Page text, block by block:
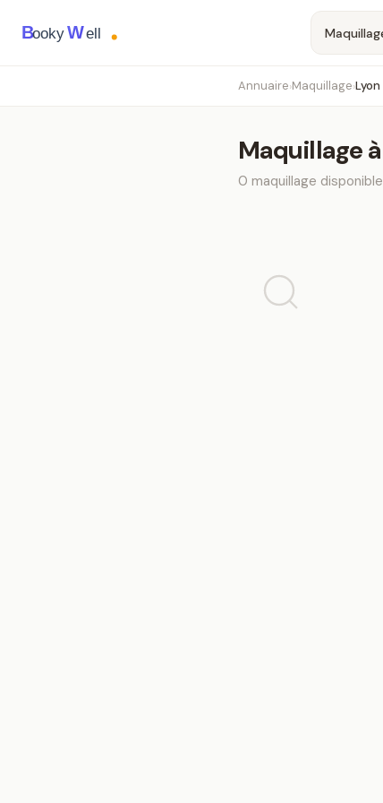
BookyWell
Annuaire›Maquillage›Lyon
Maquillageà
0 maquillage disponible